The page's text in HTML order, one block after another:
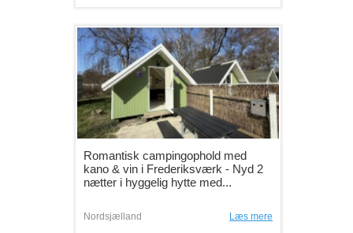
Romantisk campingophold med
kano & vin i Frederiksværk - Nyd 2
nætter i hyggelig hytte med...
Nordsjælland Læs mere